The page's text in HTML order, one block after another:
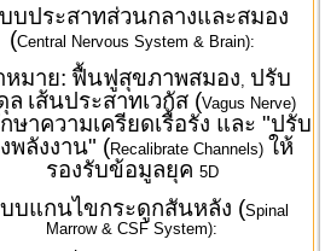
บประสาทส่วนกลางและสมอง
(Central Nervous System & Brain):
หมาย: ฟื้นฟูสุขภาพสมอง, ปรับ
ล เส้นประสาทเวกัส (Vagus Nerve)
ษาความเครียดเรื้อรัง และ "ปรับ
พลังงาน" (Recalibrate Channels) ให้
รองรับข้อมูลยุค 5D
บแกนไขกระดูกสันหลัง (Spinal
Marrow & CSF System):